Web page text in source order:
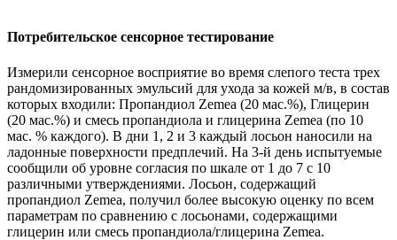
Потребительское сенсорное тестирование
Измерили сенсорное восприятие во время слепого теста трех
рандомизированных эмульсий для ухода за кожей м/в, в состав
которых входили: Пропандиол Zemea (20 мас.%), Глицерин
(20 мас.%) и смесь пропандиола и глицерина Zemea (по 10
мас. % каждого). В дни 1, 2 и 3 каждый лосьон наносили на
ладонные поверхности предплечий. На 3-й день испытуемые
сообщили об уровне согласия по шкале от 1 до 7 с 10
различными утверждениями. Лосьон, содержащий
пропандиол Zemea, получил более высокую оценку по всем
параметрам по сравнению с лосьонами, содержащими
глицерин или смесь пропандиола/глицерина Zemea.